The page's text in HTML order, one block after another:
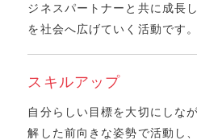
ジネスパートナーと共に成⾧
を社会へ広げていく活動です。
スキルアップ
自分らしい目標を大切にしな
解した前向きな姿勢で活動し